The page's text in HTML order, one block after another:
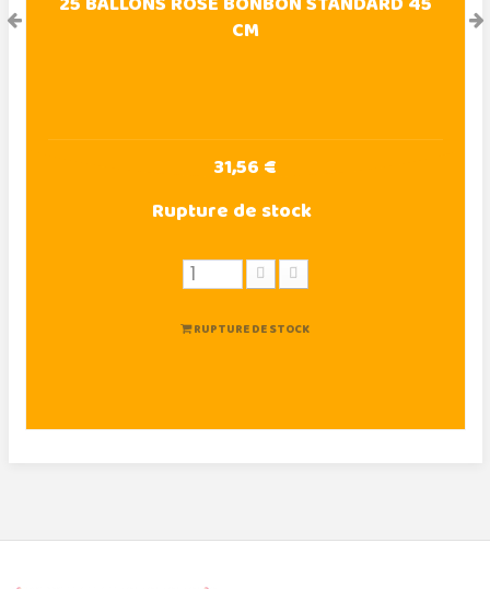
CM
31,56 €
Rupture de stock
RUPTURE DE STOCK